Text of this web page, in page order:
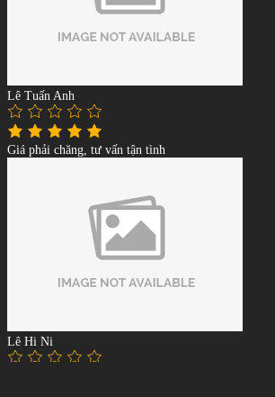
Lê Tuấn Anh
Giá phải chăng, tư vấn tận tình
Lê Hi Ni